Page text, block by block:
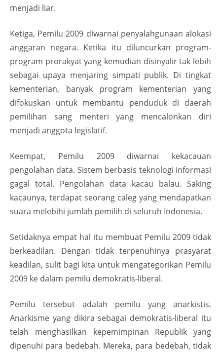
menjadi liar.
Ketiga, Pemilu 2009 diwarnai penyalahgunaan alokasi
anggaran negara. Ketika itu diluncurkan program-
program prorakyat yang kemudian disinyalir tak lebih
sebagai upaya menjaring simpati publik. Di tingkat
kementerian, banyak program kementerian yang
difokuskan untuk membantu penduduk di daerah
pemilihan sang menteri yang mencalonkan diri
menjadi anggota legislatif.
Keempat, Pemilu 2009 diwarnai kekacauan
pengolahan data. Sistem berbasis teknologi informasi
gagal total. Pengolahan data kacau balau. Saking
kacaunya, terdapat seorang caleg yang mendapatkan
suara melebihi jumlah pemilih di seluruh Indonesia.
Setidaknya empat hal itu membuat Pemilu 2009 tidak
berkeadilan. Dengan tidak terpenuhinya prasyarat
keadilan, sulit bagi kita untuk mengategorikan Pemilu
2009 ke dalam pemilu demokratis-liberal.
Pemilu tersebut adalah pemilu yang anarkistis.
Anarkisme yang dikira sebagai demokratis-liberal itu
telah menghasilkan kepemimpinan Republik yang
dipenuhi para bedebah. Mereka, para bedebah, tidak